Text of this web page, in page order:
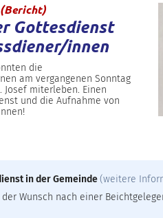
:
Gottesdienst
innen
die
am vergangenen Sonntag
miterleben. Einen
und die Aufnahme von
in der Gemeinde(weitere
Wunsch nach einer